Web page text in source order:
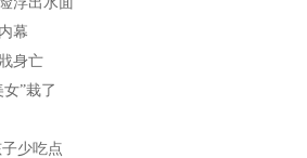
幕
身亡
”栽了
少吃点